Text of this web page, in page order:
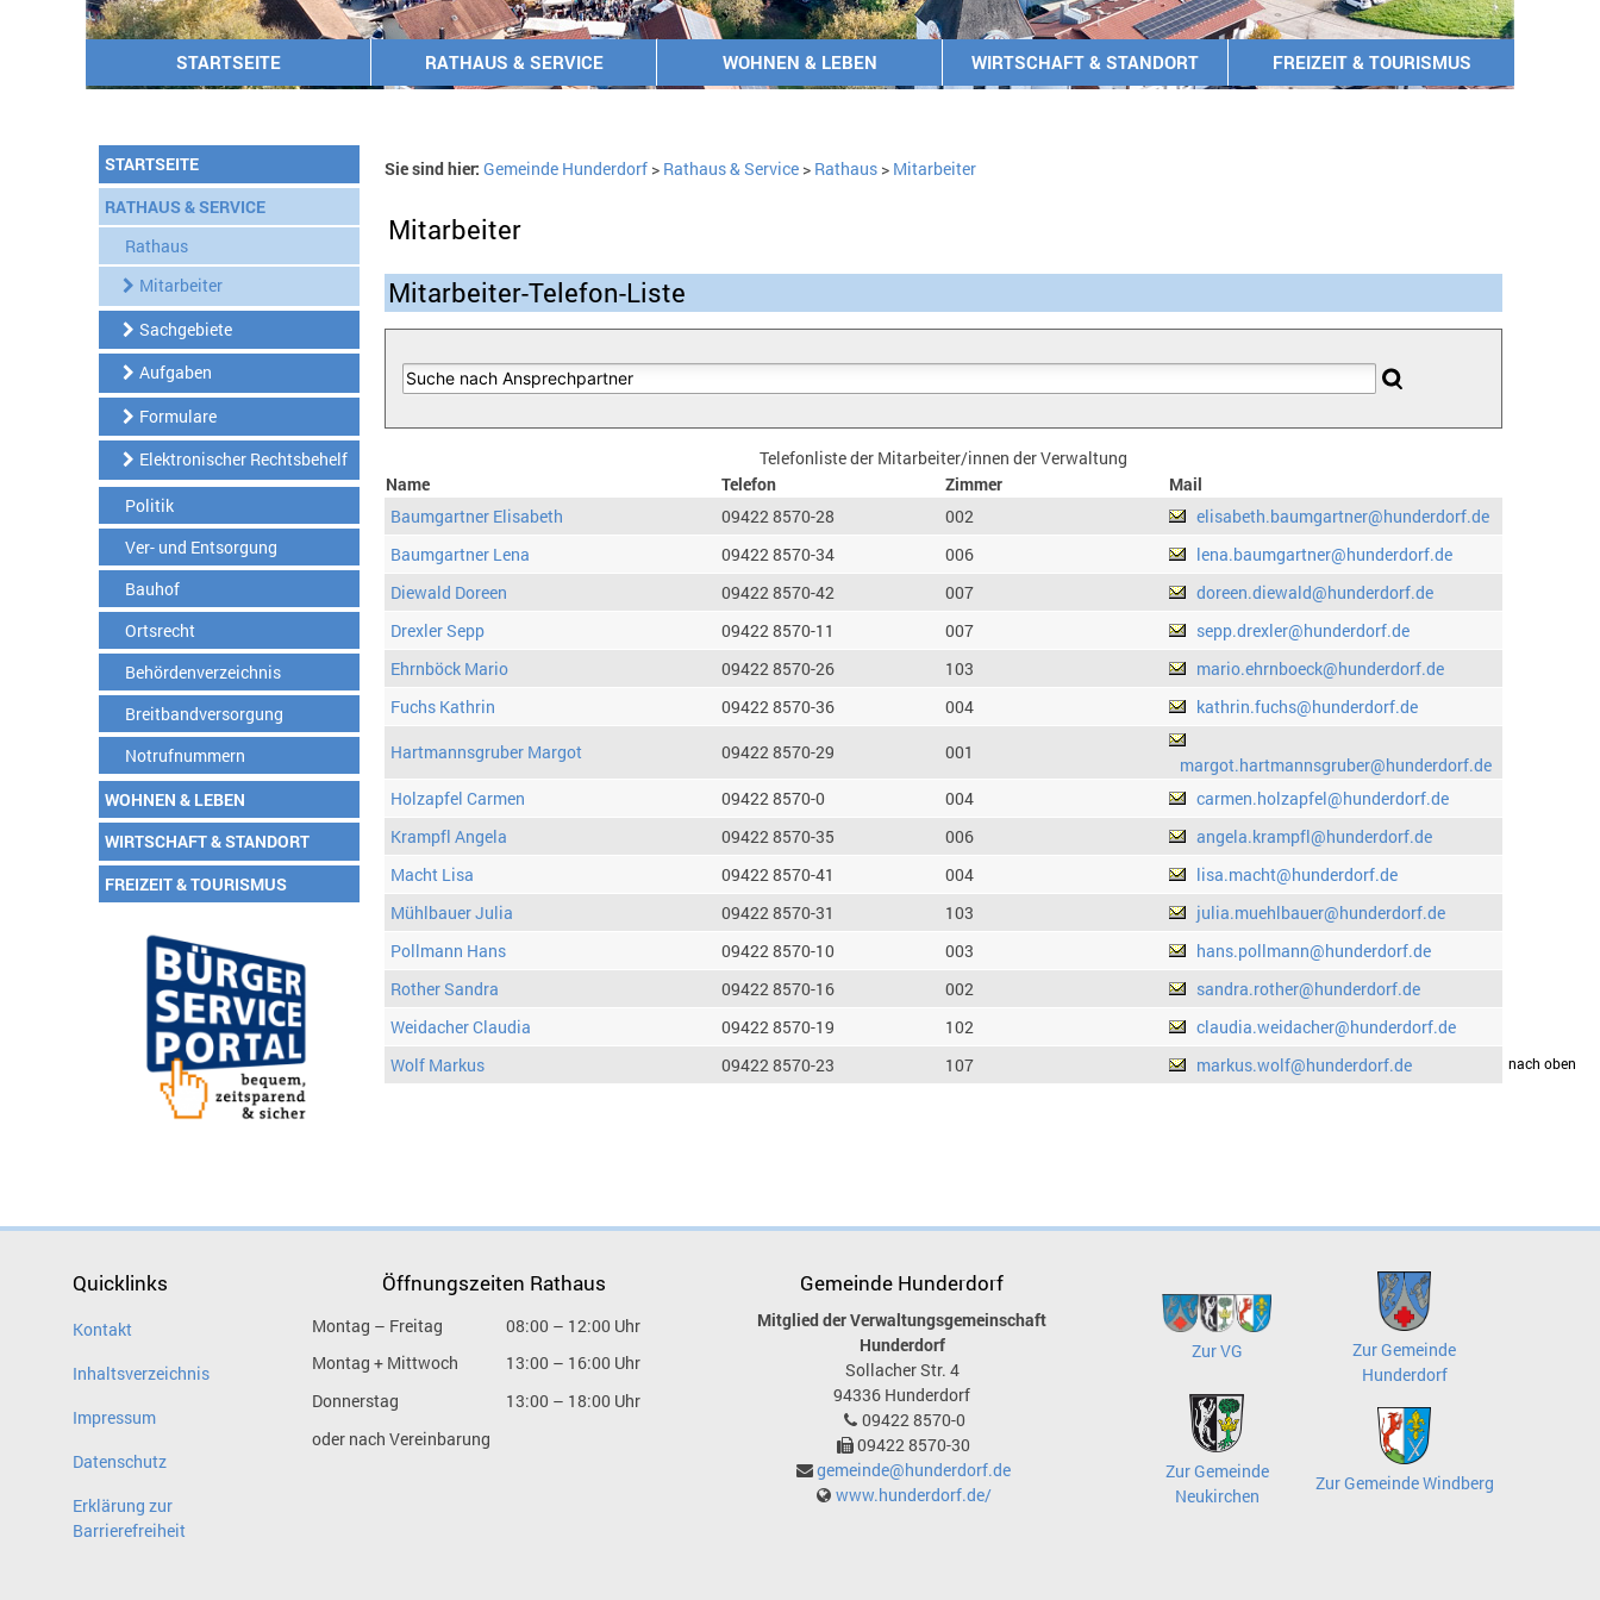
STARTSEITE RATHAUS & SERVICE WOHNEN & LEBEN WIRTSCHAFT & STANDORT FREIZEIT & TOURISMUS
STARTSEITE
RATHAUS & SERVICE
Rathaus
Mitarbeiter
Sachgebiete
Aufgaben
Formulare
Elektronischer Rechtsbehelf
Politik
Ver- und Entsorgung
Bauhof
Ortsrecht
Behördenverzeichnis
Breitbandversorgung
Notrufnummern
WOHNEN & LEBEN
WIRTSCHAFT & STANDORT
FREIZEIT & TOURISMUS
Sie sind hier: Gemeinde Hunderdorf> Rathaus & Service> Rathaus> Mitarbeiter
Mitarbeiter
Mitarbeiter-Telefon-Liste
Telefonliste der Mitarbeiter/innen der Verwaltung
Name
Telefon Zimmer
Mail
Baumgartner Elisabeth
09422 8570-28 002
elisabeth.baumgartner@hunderdorf.de
Baumgartner Lena
09422 8570-34 006
lena.baumgartner@hunderdorf.de
Diewald Doreen
09422 8570-42 007
doreen.diewald@hunderdorf.de
Drexler Sepp
09422 8570-11 007
sepp.drexler@hunderdorf.de
Ehrnböck Mario
09422 8570-26 103
mario.ehrnboeck@hunderdorf.de
Fuchs Kathrin
09422 8570-36 004
kathrin.fuchs@hunderdorf.de
Hartmannsgruber Margot
09422 8570-29 001
margot.hartmannsgruber@hunderdorf.de
Holzapfel Carmen
09422 8570-0 004
carmen.holzapfel@hunderdorf.de
Krampfl Angela
09422 8570-35 006
angela.krampfl@hunderdorf.de
Macht Lisa
09422 8570-41 004
lisa.macht@hunderdorf.de
Mühlbauer Julia
09422 8570-31 103
julia.muehlbauer@hunderdorf.de
Pollmann Hans
09422 8570-10 003
hans.pollmann@hunderdorf.de
Rother Sandra
09422 8570-16 002
sandra.rother@hunderdorf.de
Weidacher Claudia
09422 8570-19 102
claudia.weidacher@hunderdorf.de
Wolf Markus
09422 8570-23 107 markus.wolf@hunderdorf.dedrucken nach oben
Quicklinks
Kontakt
Inhaltsverzeichnis
Impressum
Datenschutz
Erklärung zur
Barrierefreiheit
Öffnungszeiten Rathaus
Montag – Freitag
08:00 – 12:00 Uhr
Montag + Mittwoch
13:00 – 16:00 Uhr
Donnerstag
13:00 – 18:00 Uhr
oder nach Vereinbarung
Gemeinde Hunderdorf
Mitglied der Verwaltungsgemeinschaft
Hunderdorf
Sollacher Str. 4
94336 Hunderdorf
09422 8570-0
09422 8570-30
gemeinde@hunderdorf.de
www.hunderdorf.de/
Zur VG
Zur Gemeinde
Hunderdorf
Zur Gemeinde
Neukirchen
Zur Gemeinde Windberg